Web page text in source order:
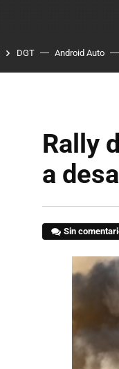
DGT Android Auto
Rally
a
Sin